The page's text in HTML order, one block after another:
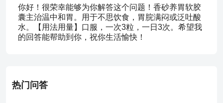
你好！很荣幸能够为你解答这个问题！香砂养胃软胶
囊主治温中和胃。用于不思饮食，胃脘满闷或泛吐酸
水。【用法用量】口服，一次3粒，一日3次。希望我
的回答能帮助到你，祝你生活愉快！
热门问答